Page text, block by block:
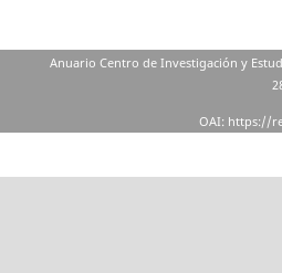
Anuario Centro de Investigación y
OAI: https://